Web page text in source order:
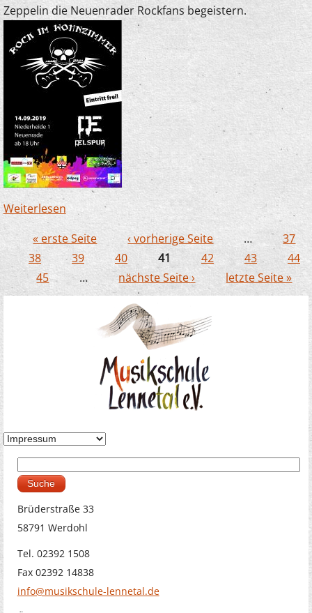
Zeppelin die Neuenrader Rockfans begeistern.
Weiterlesen über Junge Streicher begeistern bei "Rock im
Wohnzimmer"
Seiten
« erste Seite ‹ vorherige Seite …
37
38
39 40 41 42 43
44
45
… nächste Seite › letzte Seite »
Suchformular
Brüderstraße 33
58791 Werdohl
Tel. 02392 1508
Fax 02392 14838
info@musikschule-lennetal.de